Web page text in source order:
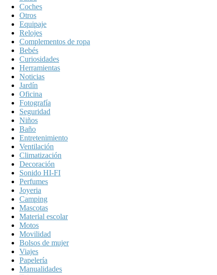
Coches
Otros
Equipaje
Relojes
Complementos de ropa
Bebés
Curiosidades
Herramientas
Noticias
Jardín
Oficina
Fotografía
Seguridad
Niños
Baño
Entretenimiento
Ventilación
Climatización
Decoración
Sonido HI-FI
Perfumes
Joyeria
Camping
Mascotas
Material escolar
Motos
Movilidad
Bolsos de mujer
Viajes
Papelería
Manualidades